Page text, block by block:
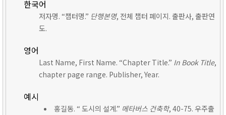
한국어
저자명. “챕터명.” 단행본명, 전체 챕터 페이지. 출판사, 출판연
도.
영어
Last Name, First Name. “Chapter Title.” In Book Title,
chapter page range. Publisher, Year.
예시
홍길동. “ 도시의 설계.” 메타버스 건축학, 40-75. 우주출